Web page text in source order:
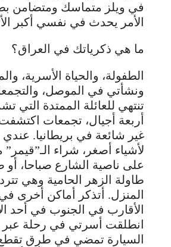
في ويلز متماسك ومتضامن
الأمر يحدث في نفسي أكبر
ما هي ذكرياتك في العراق؟
الطفولة، والحياة الأسرية،
ونشأتي في الموصل،
تنتهي للعائلة الممتدة التي
أربعة أجيال، تجمعات اكتشفت
غير شائعة في بريطانيا.
لأشياء أصغر، شراء
على ناصية الشارع صباحا،
طاولة الزهر الحامية وهي
المنزل. أتذكر أماكن أخرى
الأقارب في الجنوب في أحد
انطلقت أسرتي في رحلة عبر
السيارة تمضي في طرق